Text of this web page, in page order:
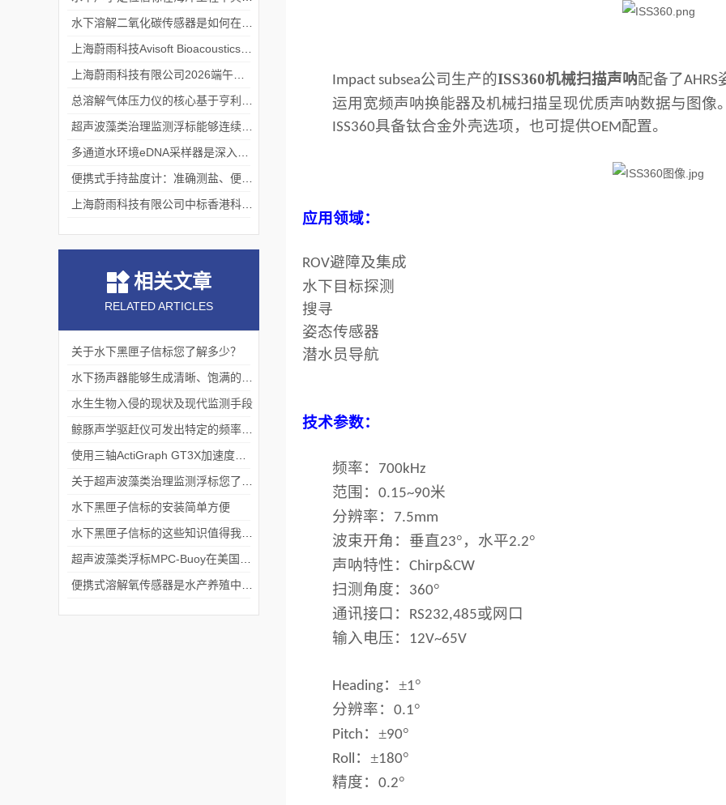
Impact subsea公司生产的ISS360机械扫描声呐配备了AHRS
运用宽频声呐换能器及机械扫描呈现优质声呐数据与图像
ISS360具备钛合金外壳选项，也可提供OEM配置。
应用领域：
ROV避障及集成
水下目标探测
搜寻
姿态传感器
潜水员导航
技术参数：
频率： 700kHz
范围：0.15~90米
分辨率： 7.5mm
波束开角：垂直23°，水平2.2°
声呐特性：Chirp&CW
扫测角度： 360°
通讯接口： RS232,485或网口
输入电压：
12V~65V
Heading：±1°
分辨率：0.1°
Pitch ：±90°
Roll ：±180°
精度：0.2°
相关文章
RELATED ARTICLES
关于水下黑匣子信标您了解多少？
水生生物入侵的现状及现代监测手段
水下黑匣子信标的安装简单方便